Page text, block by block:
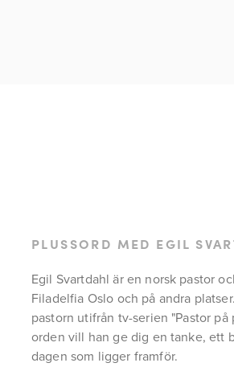
PLUSSORD MED EGIL
Egil Svartdahl är en norsk pastor
Filadelfia Oslo och på andra
pastorn utifrån tv-serien "Pastor
orden vill han ge dig en tanke, ett
dagen som ligger framför.